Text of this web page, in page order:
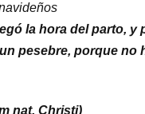
la hora del parto,
pesebre, porque no
nat. Christi)